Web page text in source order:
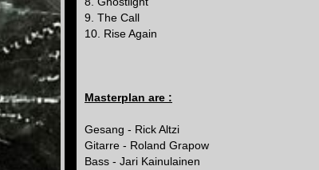
9. The Call
10. Rise Again
Masterplan are :
Gesang - Rick Altzi
Gitarre - Roland Grapow
Bass - Jari Kainulainen